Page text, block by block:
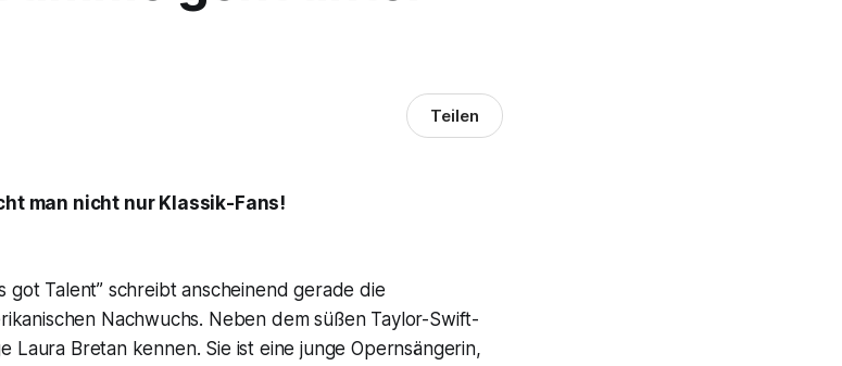
Teilen
man nicht nur Klassik-Fans!
got Talent” schreibt anscheinend gerade die
Nachwuchs. Neben dem süßen Taylor-Swift-
Laura Bretan kennen. Sie ist eine junge Opernsängerin,